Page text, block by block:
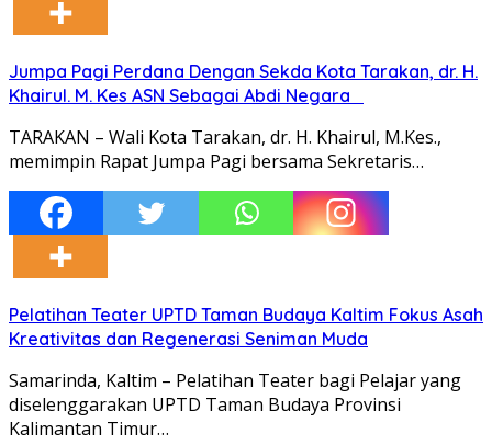
Jumpa Pagi Perdana Dengan Sekda Kota Tarakan, dr. H.
Khairul. M. Kes ASN Sebagai Abdi Negara
TARAKAN – Wali Kota Tarakan, dr. H. Khairul, M.Kes.,
memimpin Rapat Jumpa Pagi bersama Sekretaris…
Pelatihan Teater UPTD Taman Budaya Kaltim Fokus Asah
Kreativitas dan Regenerasi Seniman Muda
Samarinda, Kaltim – Pelatihan Teater bagi Pelajar yang
diselenggarakan UPTD Taman Budaya Provinsi
Kalimantan Timur…